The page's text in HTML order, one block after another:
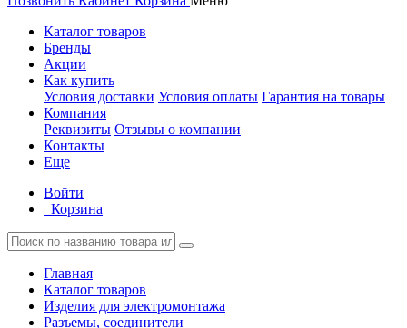
Каталог товаров
Бренды
Акции
Как купить
Условия доставки Условия оплаты Гарантия на товары
Компания
Реквизиты Отзывы о компании
Контакты
Еще
Войти
Корзина
Главная
Каталог товаров
Изделия для электромонтажа
Разъемы, соединители